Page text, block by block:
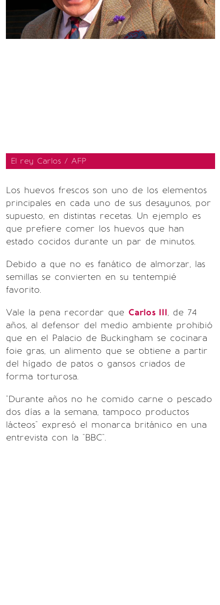
El rey Carlos / AFP
Los huevos frescos son uno de los elementos
principales en cada uno de sus desayunos, por
supuesto, en distintas recetas. Un ejemplo es
que prefiere comer los huevos que han
estado cocidos durante un par de minutos.
Debido a que no es fanático de almorzar, las
semillas se convierten en su tentempié
favorito.
Vale la pena recordar que Carlos III, de 74
años, al defensor del medio ambiente prohibió
que en el Palacio de Buckingham se cocinara
foie gras, un alimento que se obtiene a partir
del hígado de patos o gansos criados de
forma torturosa.
"Durante años no he comido carne o pescado
dos días a la semana, tampoco productos
lácteos" expresó el monarca británico en una
entrevista con la "BBC".